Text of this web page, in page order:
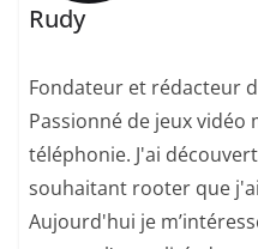
Rudy
Fondateur et rédacteur
Passionné de jeux vidéo
téléphonie. J'ai
souhaitant rooter que
Aujourd'hui je